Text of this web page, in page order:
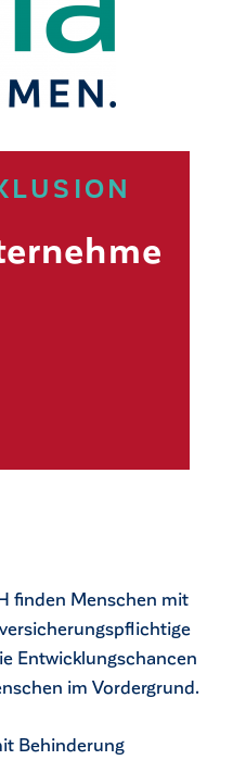
finden Menschen mit
Entwicklungschancen
im Vordergrund.
Behinderung